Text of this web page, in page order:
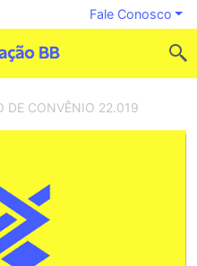
Fale Conosco
DE CONVÊNIO 22.019